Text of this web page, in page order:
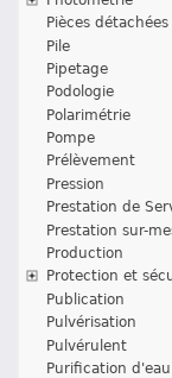
Pièces
Pile
Pipetage
Podologie
Polarimétrie
Pompe
Prélèvement
Pression
Prestation de
Prestation sur-
Production
Protection et
Publication
Pulvérisation
Pulvérulent
Purification d'eau